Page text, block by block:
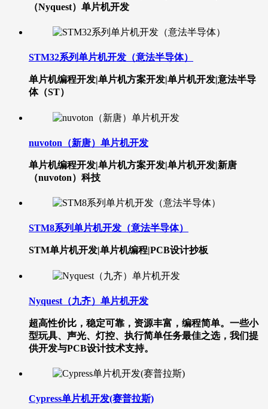
（Nyquest）单片机开发
STM32系列单片机开发（意法半导体）
单片机编程开发|单片机方案开发|单片机开发|意法半导
体（ST）
nuvoton（新唐）单片机开发
单片机编程开发|单片机方案开发|单片机开发|新唐
（nuvoton）科技
STM8系列单片机开发（意法半导体）
STM单片机开发|单片机编程|PCB设计抄板
Nyquest（九齐）单片机开发
超高性价比，稳定可靠，资源丰富，编程简单。一些小
型玩具、声光、灯控、执行简单任务最佳之选，我们提
供开发与PCB设计技术支持。
Cypress单片机开发(赛普拉斯)